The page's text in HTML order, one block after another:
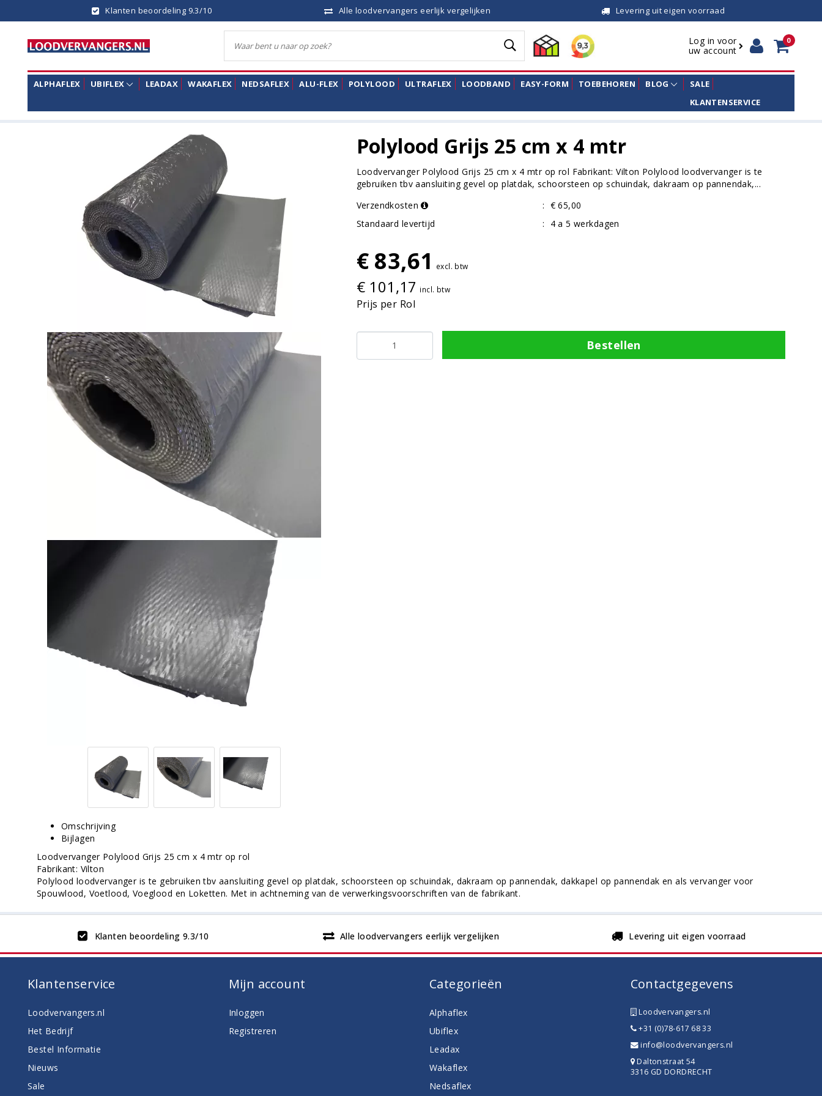
Klanten beoordeling 9.3/10 Alle loodvervangers eerlijk vergelijken Levering uit eigen voorraad
Log in voor
uw account
0
ALPHAFLEX UBIFLEX LEADAX WAKAFLEX NEDSAFLEX ALU-FLEX POLYLOOD ULTRAFLEX LOODBAND EASY-FORM TOEBEHOREN BLOG
SALE
KLANTENSERVICE
Polylood Grijs 25 cm x 4 mtr
Loodvervanger Polylood Grijs 25 cm x 4 mtr op rol Fabrikant: Vilton Polylood loodvervanger is te
gebruiken tbv aansluiting gevel op platdak, schoorsteen op schuindak, dakraam op pannendak,...
Verzendkosten
: € 65,00
Standaard levertijd
: 4 a 5 werkdagen
€ 83,61 excl. btw
€ 101,17 incl. btw
Prijs per Rol
Bestellen
Omschrijving
Bijlagen
Loodvervanger Polylood Grijs 25 cm x 4 mtr op rol
Fabrikant: Vilton
Polylood loodvervanger is te gebruiken tbv aansluiting gevel op platdak, schoorsteen op schuindak, dakraam op pannendak, dakkapel op pannendak en als vervanger voor
Spouwlood, Voetlood, Voeglood en Loketten. Met in achtneming van de verwerkingsvoorschriften van de fabrikant.
Klanten beoordeling 9.3/10 Alle loodvervangers eerlijk vergelijken Levering uit eigen voorraad
Klantenservice
Loodvervangers.nl
Het Bedrijf
Bestel Informatie
Nieuws
Sale
Mijn account
Inloggen
Registreren
Categorieën
Alphaflex
Ubiflex
Leadax
Wakaflex
Nedsaflex
Contactgegevens
Loodvervangers.nl
+31 (0)78-617 68 33
info@loodvervangers.nl
Daltonstraat 54
3316 GD DORDRECHT